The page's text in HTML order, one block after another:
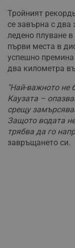
Тройният
се завърна с два
ледено плуване
първи места в
успешно премина
два километра
"Най-важното не
Каузата –
срещу
Защото водата
трябва да го
завръщането си.